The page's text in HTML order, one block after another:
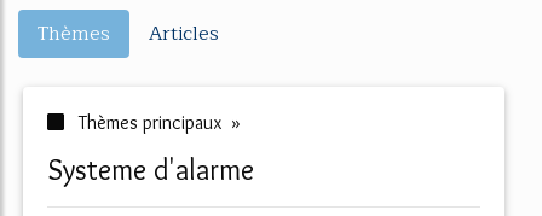
Thèmes Articles
Thèmes principaux »
systeme d'alarme